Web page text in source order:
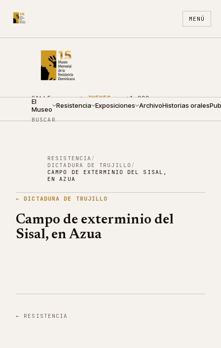
MENÚ
CALLE
ARZOBISPO
NOUEL 210
●JUEVES ·
09:00 —
+1 809
688
ES EN
El
Museo Resistencia Exposiciones ArchivoHistorias orales
BUSCAR
RESISTENCIA /
DICTADURA DE TRUJILLO /
CAMPO DE EXTERMINIO DEL SISAL,
EN AZUA
← DICTADURA DE TRUJILLO
Campo de exterminio del
Sisal, en Azua
← RESISTENCIA